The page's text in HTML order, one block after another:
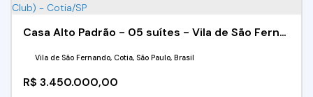
Casa Alto Padrão - 05 suítes - Vila de São Fernando (Golf Club) - Cotia/SP
R$ 3.450.000,00
Vila de São Fernando, Cotia, São Paulo, Brasil